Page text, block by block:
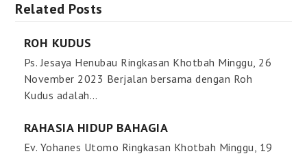
Related Posts
ROH KUDUS
Ps. Jesaya Henubau Ringkasan Khotbah Minggu, 26
November 2023 Berjalan bersama dengan Roh
Kudus adalah…
RAHASIA HIDUP BAHAGIA
Ev. Yohanes Utomo Ringkasan Khotbah Minggu, 19